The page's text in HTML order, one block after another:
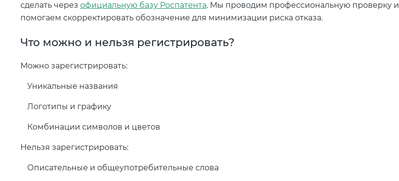
сделать через официальную базу Роспатента. Мы проводим профессиональную проверку и
помогаем скорректировать обозначение для минимизации риска отказа.
Что можно и нельзя регистрировать?
Можно зарегистрировать:
Уникальные названия
Логотипы и графику
Комбинации символов и цветов
Нельзя зарегистрировать:
Описательные и общеупотребительные слова